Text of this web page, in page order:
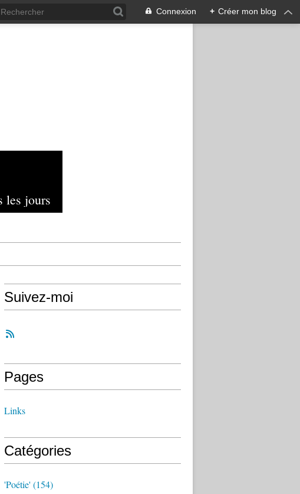
Connexion + Créer mon blog
les jours
Suivez-moi
Pages
Links
Catégories
'poétie' (154)